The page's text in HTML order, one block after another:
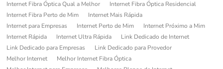
Internet Fibra Óptica Qual a Melhor
Internet Fibra Óptica Residencial
Internet Fibra Perto de Mim
Internet Mais Rápida
Internet para Empresas
Internet Perto de Mim
Internet Próximo a Mim
Internet Rápida
Internet Ultra Rápida
Link Dedicado de Internet
Link Dedicado para Empresas
Link Dedicado para Provedor
Melhor Internet
Melhor Internet Fibra Óptica